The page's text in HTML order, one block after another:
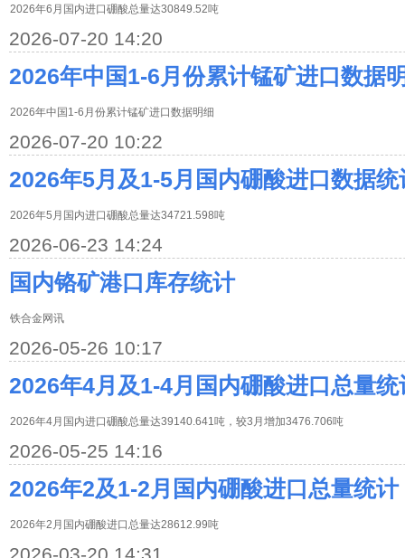
2026年6月国内进口硼酸总量达30849.52吨
2026-07-20 14:20
2026年中国1-6月份累计锰矿进口数据
2026年中国1-6月份累计锰矿进口数据明细
2026-07-20 10:22
2026年5月及1-5月国内硼酸进口数据统
2026年5月国内进口硼酸总量达34721.598吨
2026-06-23 14:24
国内铬矿港口库存统计
铁合金网讯
2026-05-26 10:17
2026年4月及1-4月国内硼酸进口总量统
2026年4月国内进口硼酸总量达39140.641吨，较3月增加3476.706吨
2026-05-25 14:16
2026年2及1-2月国内硼酸进口总量统计
2026年2月国内硼酸进口总量达28612.99吨